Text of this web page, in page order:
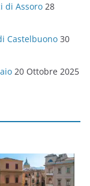
di Assoro 28
Castelbuono 30
20 Ottobre 2025